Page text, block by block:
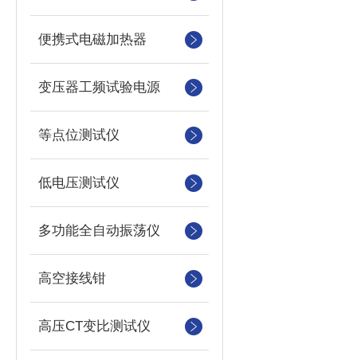
便携式电磁加热器
变压器工频试验电源
等点位测试仪
低电压测试仪
多功能全自动振荡仪
高空接线钳
高压CT变比测试仪